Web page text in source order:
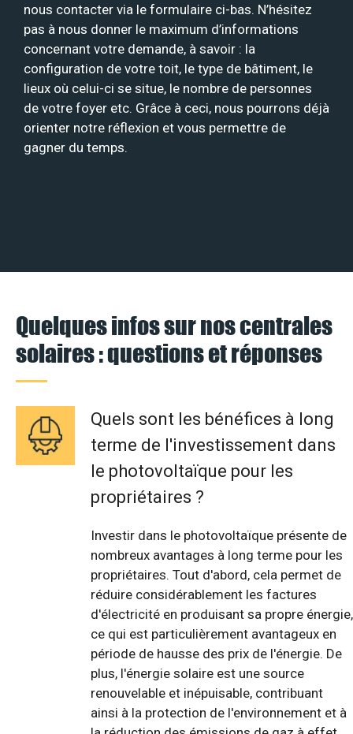
nous contacter via le formulaire ci-bas. N’hésitez
pas à nous donner le maximum d’informations
concernant votre demande, à savoir : la
configuration de votre toit, le type de bâtiment, le
lieux où celui-ci se situe, le nombre de personnes
de votre foyer etc. Grâce à ceci, nous pourrons déjà
orienter notre réflexion et vous permettre de
gagner du temps.
Quelques infos sur nos centrales
solaires : questions et réponses
Quels sont les bénéfices à long
terme de l'investissement dans
le photovoltaïque pour les
propriétaires ?
Investir dans le photovoltaïque présente de
nombreux avantages à long terme pour les
propriétaires. Tout d'abord, cela permet de
réduire considérablement les factures
d'électricité en produisant sa propre énergie,
ce qui est particulièrement avantageux en
période de hausse des prix de l'énergie. De
plus, l'énergie solaire est une source
renouvelable et inépuisable, contribuant
ainsi à la protection de l'environnement et à